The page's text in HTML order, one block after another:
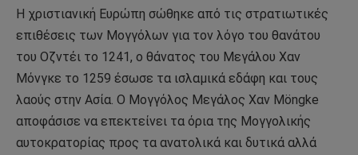
Η χριστιανική Ευρώπη σώθηκε από τις στρατιωτικές
επιθέσεις των Μογγόλων για τον λόγο του θανάτου
του Οζντέι το 1241, ο θάνατος του Μεγάλου Χαν
Μόνγκε το 1259 έσωσε τα ισλαμικά εδάφη και τους
λαούς στην Ασία. Ο Μογγόλος Μεγάλος Χαν Möngke
αποφάσισε να επεκτείνει τα όρια της Μογγολικής
αυτοκρατορίας προς τα ανατολικά και δυτικά αλλά